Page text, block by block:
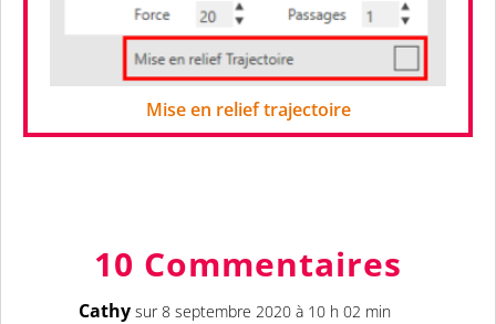
Mise en relief trajectoire
10 Commentaires
Cathy sur 8 septembre 2020 à 10 h 02 min